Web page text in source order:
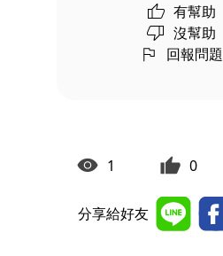
有幫助
沒幫助
回報問題
1 0
分享給好友